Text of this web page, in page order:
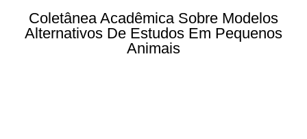
Coletânea Acadêmica Sobre Modelos
Alternativos De Estudos Em Pequenos
Animais